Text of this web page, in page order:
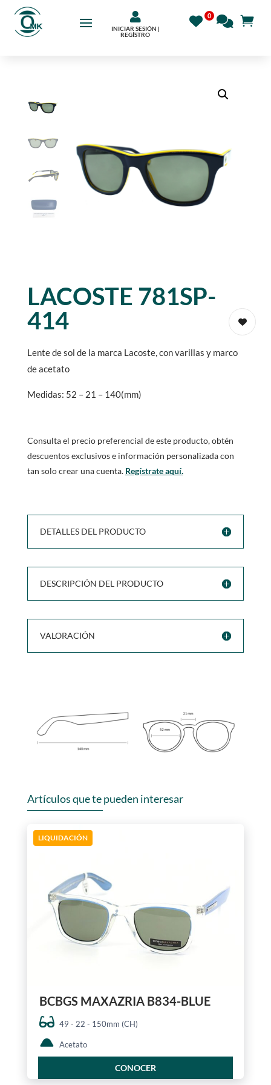

INICIAR SESIÓN |
REGÍSTRO
LACOSTE 781SP-
414
Lente de sol de la marca Lacoste, con varillas y marco
de acetato
Medidas: 52 – 21 – 140(mm)
Consulta el precio preferencial de este producto, obtén
descuentos exclusivos e información personalizada con
tan solo crear una cuenta. Regístrate aquí.
DETALLES DEL PRODUCTO
DESCRIPCIÓN DEL PRODUCTO
VALORACIÓN
Artículos que te pueden interesar
LIQUIDACIÓN
BCBGS MAXAZRIA B834-BLUE
49 - 22 - 150mm (CH)
Acetato
CONOCER